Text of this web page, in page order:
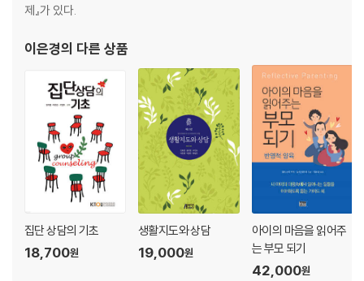
제』가 있다.
이은경의 다른 상품
집단 상담의 기초
18,700원
생활지도와 상담
19,000원
아이의 마음을 읽어주
는 부모 되기
42,000원